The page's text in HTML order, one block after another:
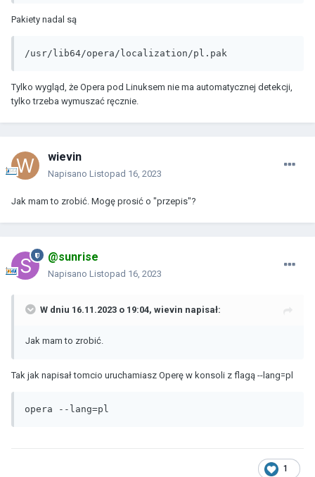
Pakiety nadal są
/usr/lib64/opera/localization/pl.pak
Tylko wygląd, że Opera pod Linuksem nie ma automatycznej detekcji,
tylko trzeba wymuszać ręcznie.
wievin
Napisano Listopad 16, 2023
Jak mam to zrobić. Mogę prosić o "przepis"?
@sunrise
Napisano Listopad 16, 2023
W dniu 16.11.2023 o 19:04, wievin napisał:
Jak mam to zrobić.
Tak jak napisał tomcio uruchamiasz Operę w konsoli z flagą --lang=pl
opera --lang=pl
1